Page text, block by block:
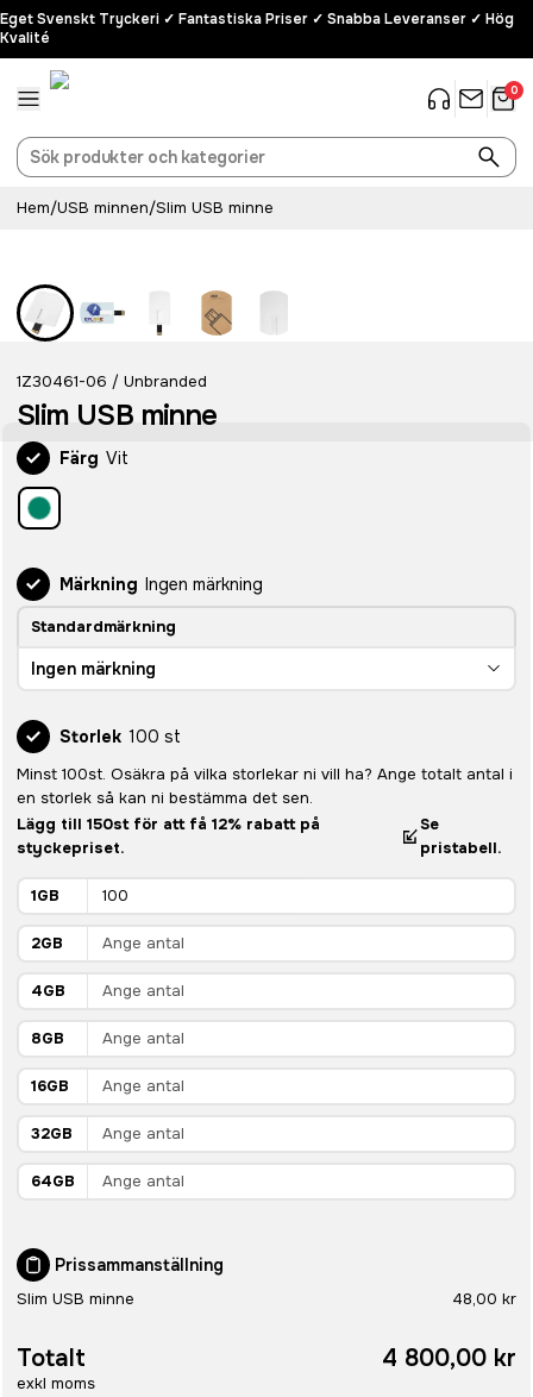
Eget Svenskt Tryckeri ✓ Fantastiska Priser ✓ Snabba Leveranser ✓ Hög
Kvalité
0
Hem/USB minnen/Slim USB minne
1Z30461-06 / Unbranded
Slim USB minne
Färg Vit
Märkning Ingen märkning
Standardmärkning
Ingen märkning
Storlek 100 st
Minst 100st. Osäkra på vilka storlekar ni vill ha? Ange totalt antal i
en storlek så kan ni bestämma det sen.
Lägg till 150st för att få 12% rabatt på
styckepriset.
Se
pristabell.
1GB
2GB
4GB
8GB
16GB
32GB
64GB
Prissammanställning
Slim USB minne 48,00 kr
Totalt
exkl moms
4 800,00 kr